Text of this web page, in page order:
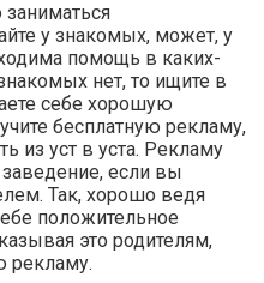
у знакомых, может, у
помощь в каких-
нет, то ищите в
себе хорошую
бесплатную рекламу,
из уст в уста. Рекламу
если вы
Так, хорошо ведя
положительное
это родителям,
рекламу.